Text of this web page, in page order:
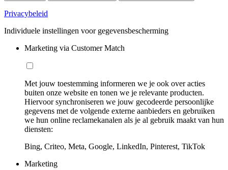
Privacybeleid
Individuele instellingen voor gegevensbescherming
Marketing via Customer Match
Met jouw toestemming informeren we je ook over acties
buiten onze website en tonen we je relevante producten.
Hiervoor synchroniseren we jouw gecodeerde persoonlijke
gegevens met de volgende externe aanbieders en gebruiken
we hun online reclamekanalen als je al gebruik maakt van hun
diensten:
Bing, Criteo, Meta, Google, LinkedIn, Pinterest, TikTok
Marketing